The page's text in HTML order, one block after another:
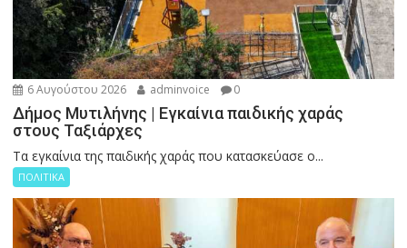
6 Αυγούστου 2026 adminvoice 0
Δήμος Μυτιλήνης | Εγκαίνια παιδικής χαράς
στους Ταξιάρχες
Tα εγκαίνια της παιδικής χαράς που κατασκεύασε ο...
ΠΟΛΙΤΙΚΑ